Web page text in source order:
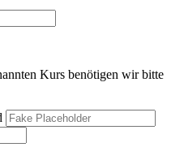
Kurs benötigen wir bitte